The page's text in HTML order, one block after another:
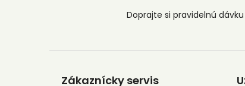
Zákaznícky servis